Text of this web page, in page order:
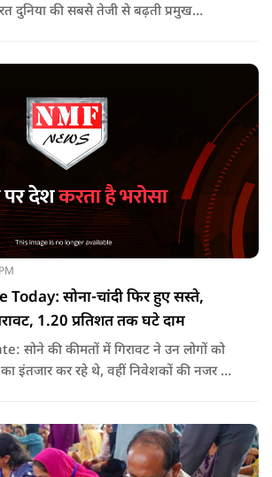
दुनिया की सबसे तेजी से बढ़ती प्रमुख
सोना-चांदी फिर हुए सस्ते,
1.20 प्रतिशत तक घटे दाम
सोने की कीमतों में गिरावट ने उन लोगों को
का इंतजार कर रहे थे, वहीं निवेशकों की नजर अब